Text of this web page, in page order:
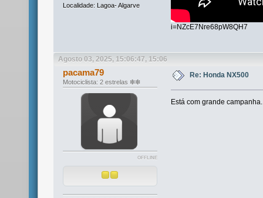
Localidade: Lagoa- Algarve
i=NZcE7Nre68pW8QH7
Agosto 03, 2025, 15:06:47, 15:06
pacama79
Motociclista: 2 estrelas ❇❇
OFFLINE
Re: Honda NX500
Está com grande